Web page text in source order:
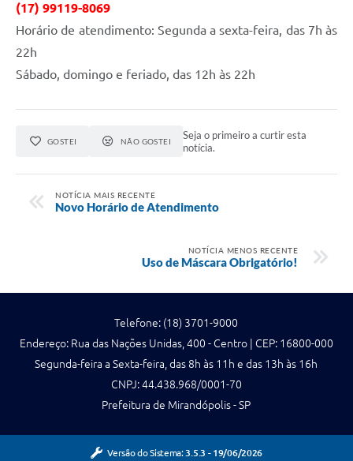
Contratos
Cadastro de Artistas
(17) 99119-8069
Horário de atendimento: Segunda a sexta-feira, das 7h às
22h
Sábado, domingo e feriado, das 12h às 22h
GOSTEI NÃO GOSTEI
Seja o primeiro a curtir esta
notícia.
NOTÍCIA MAIS RECENTE
Novo Horário de Atendimento
NOTÍCIA MENOS RECENTE
Uso de Máscara Obrigatório!
Telefone: (18) 3701-9000
Endereço: Rua das Nações Unidas, 400 - Centro | CEP: 16800-000
Segunda-feira a Sexta-feira, das 8h às 11h e das 13h às 16h
CNPJ: 44.438.968/0001-70
Prefeitura de Mirandópolis - SP
Versão do Sistema: 3.5.3 - 19/06/2026